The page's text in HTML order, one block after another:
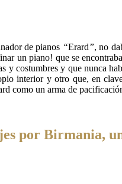
de pianos “Erard”, no
un piano! que se
y costumbres y que nunca
interior y otro que, en
como un arma de
por Birmania,